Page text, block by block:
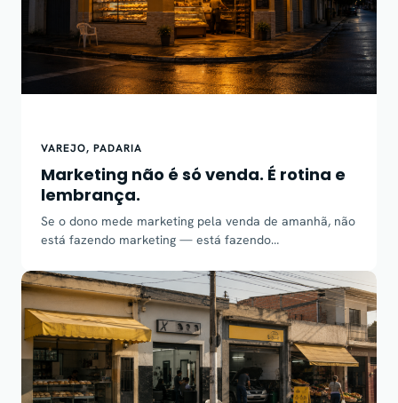
VAREJO, PADARIA
Marketing não é só venda. É rotina e
lembrança.
Se o dono mede marketing pela venda de amanhã, não
está fazendo marketing — está fazendo…